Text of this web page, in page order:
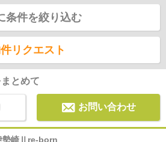
条件を絞り込む
リクエスト
とめて
お問い合わせ
勢崎Ⅱre-born